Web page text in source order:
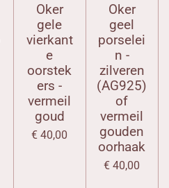
Oker
gele
vierkant
e
oorstek
ers -
vermeil
goud
€ 40,00
Oker
geel
porselei
n -
zilveren
(AG925)
of
vermeil
gouden
oorhaak
€ 40,00